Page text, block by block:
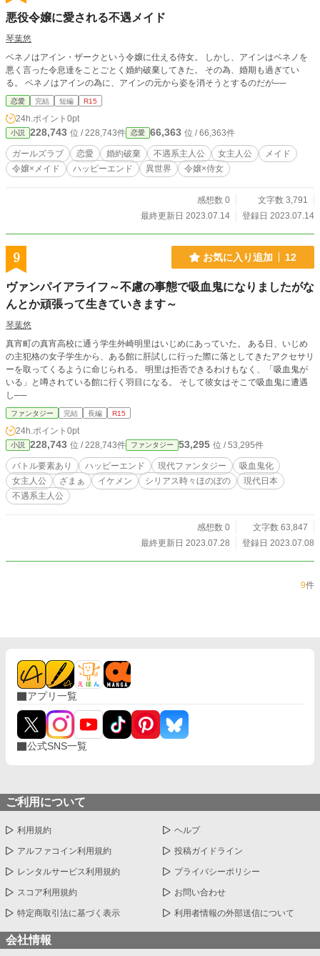
悪役令嬢に愛される不遇メイド
琴葉悠
ベネノはアイン・ザークという令嬢に仕える侍女。 しかし、アインはベネノを
悪く言った令息達をことごとく婚約破棄してきた。 その為、婚期も過ぎてい
る。 ベネノはアインの為に、アインの元から姿を消そうとするのだが──
恋愛 完結 短編 R15
24h.ポイント 0pt
小説 228,743 位 / 228,743件 恋愛 66,363 位 / 66,363件
ガールズラブ 恋愛 婚約破棄 不遇系主人公 女主人公
メイド
令嬢×メイド
ハッピーエンド 異世界 令嬢×侍女
感想数 0
文字数 3,791
最終更新日 2023.07.14
登録日 2023.07.14
9 お気に入り追加 12
ヴァンパイアライフ～不慮の事態で吸血鬼になりましたがな
んとか頑張って生きていきます～
琴葉悠
真宵町の真宵高校に通う学生外崎明里はいじめにあっていた。 ある日、いじめ
の主犯格の女子学生から、ある館に肝試しに行った際に落としてきたアクセサリ
ーを取ってくるように命じられる。 明里は拒否できるわけもなく、「吸血鬼が
いる」と噂されている館に行く羽目になる。 そして彼女はそこで吸血鬼に遭遇
し──
ファンタジー 完結 長編 R15
24h.ポイント 0pt
小説 228,743 位 / 228,743件 ファンタジー 53,295 位 / 53,295件
バトル要素あり ハッピーエンド 現代ファンタジー
吸血鬼化
女主人公
ざまぁ イケメン シリアス時々ほのぼの
現代日本
不遇系主人公
感想数 0
文字数 63,847
最終更新日 2023.07.28
登録日 2023.07.08
9件
アプリ一覧
公式SNS一覧
ご利用について
利用規約 ヘルプ
アルファコイン利用規約 投稿ガイドライン
レンタルサービス利用規約 プライバシーポリシー
スコア利用規約 お問い合わせ
特定商取引法に基づく表示 利用者情報の外部送信について
会社情報